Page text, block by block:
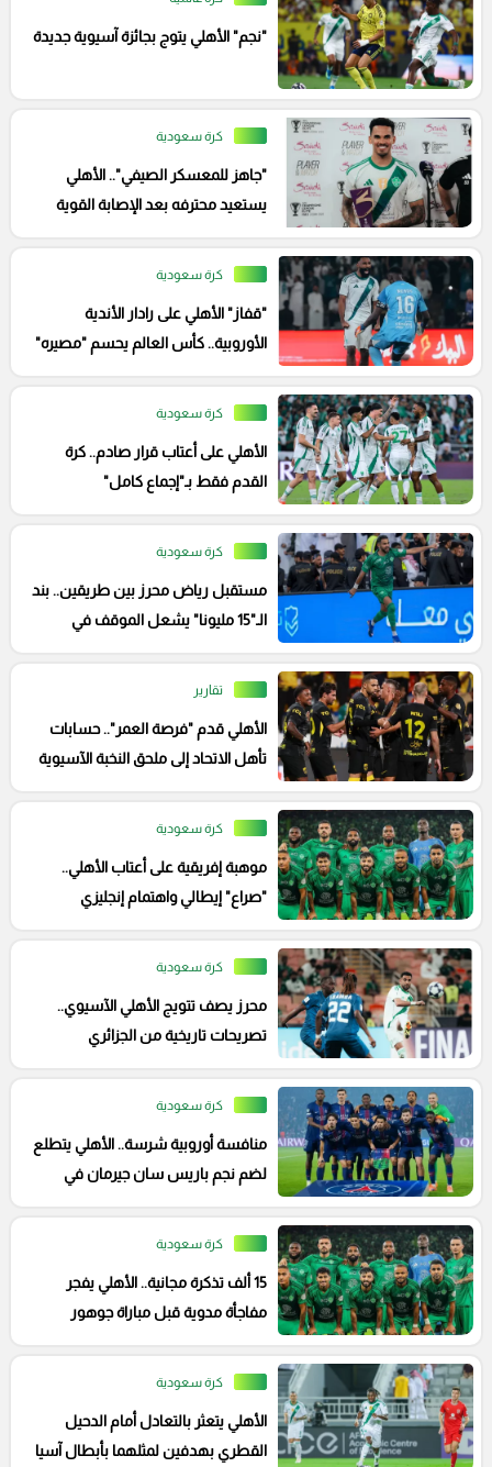
"نجم" الأهلي يتوج بجائزة آسيوية جديدة
كرة سعودية
"جاهز للمعسكر الصيفي".. الأهلي
يستعيد محترفه بعد الإصابة القوية
كرة سعودية
"قفاز" الأهلي على رادار الأندية
الأوروبية.. كأس العالم يحسم "مصيره"
كرة سعودية
الأهلي على أعتاب قرار صادم.. كرة
القدم فقط بـ"إجماع كامل"
كرة سعودية
مستقبل رياض محرز بين طريقين.. بند
الـ"15 مليونا" يشعل الموقف في
تقارير
الأهلي قدم "فرصة العمر".. حسابات
تأهل الاتحاد إلى ملحق النخبة الآسيوية
كرة سعودية
موهبة إفريقية على أعتاب الأهلي..
"صراع" إيطالي واهتمام إنجليزي
كرة سعودية
محرز يصف تتويج الأهلي الآسيوي..
تصريحات تاريخية من الجزائري
كرة سعودية
منافسة أوروبية شرسة.. الأهلي يتطلع
لضم نجم باريس سان جيرمان في
كرة سعودية
15 ألف تذكرة مجانية.. الأهلي يفجر
مفاجأة مدوية قبل مباراة جوهور
كرة سعودية
الأهلي يتعثر بالتعادل أمام الدحيل
القطري بهدفين لمثلهما بأبطال آسيا